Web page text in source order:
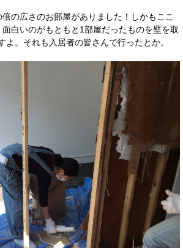
の広さのお部屋がありました！しかもここ
白いのがもともと1部屋だったものを壁を取
よ。それも入居者の皆さんで行ったとか。